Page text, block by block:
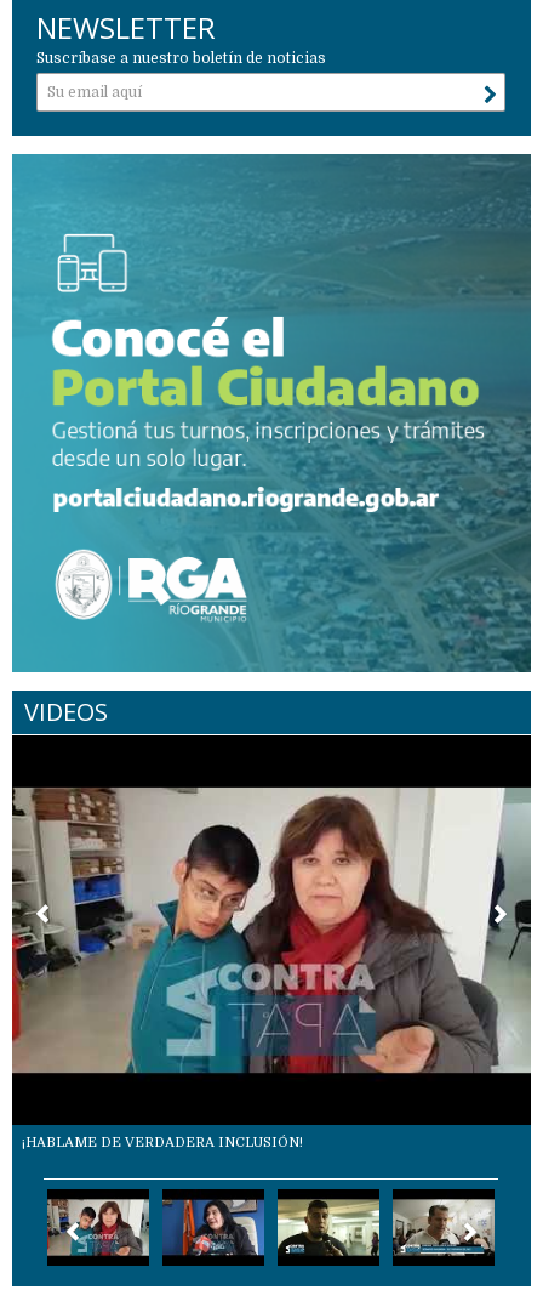
NEWSLETTER
Suscríbase a nuestro boletín de noticias
VIDEOS
¡HABLAME DE VERDADERA INCLUSIÓN!